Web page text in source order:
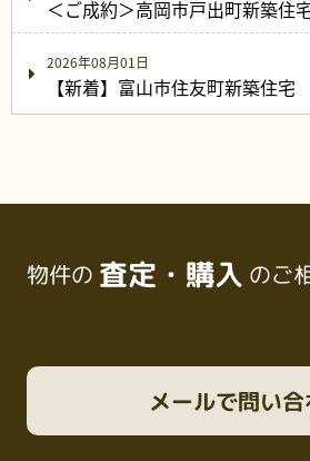
＜ご成約＞高岡市戸出町新築住
2026年08月01日
【新着】富山市住友町新築住
物件の 査定・購入 のご
メールで問い